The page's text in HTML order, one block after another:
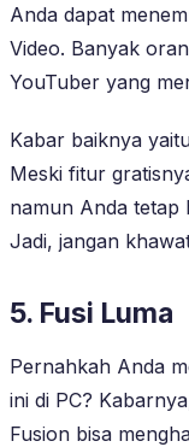
Anda dapat
Video. Banyak
YouTuber yang
Kabar baiknya
Meski fitur
namun Anda tetap
Jadi, jangan
5. Fusi Luma
Pernahkah Anda
ini di PC?
Fusion bisa